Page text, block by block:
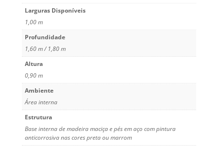
Larguras Disponíveis
1,00 m
Profundidade
1,60 m / 1,80 m
Altura
0,90 m
Ambiente
Área interna
Estrutura
Base interna de madeira maciça e pés em aço com pintura
anticorrosiva nas cores preta ou marrom